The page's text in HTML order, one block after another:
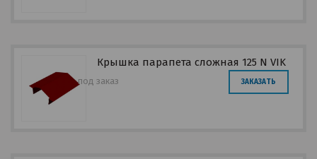
Крышка парапета сложная 125 N VIK
под заказ ЗАКАЗАТЬ